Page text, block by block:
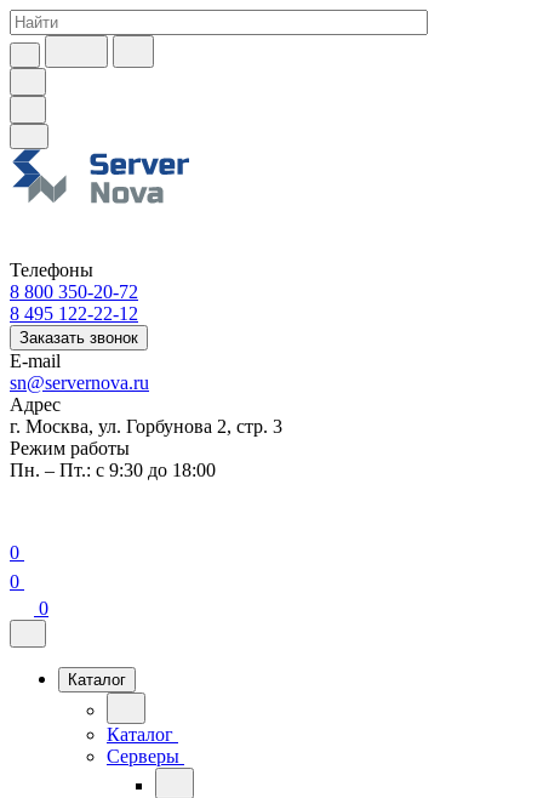
Телефоны
8 800 350-20-72
8 495 122-22-12
Заказать звонок
E-mail
sn@servernova.ru
Адрес
г. Москва, ул. Горбунова 2, стр. 3
Режим работы
Пн. – Пт.: с 9:30 до 18:00
0
0
0
Каталог
Каталог
Серверы